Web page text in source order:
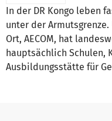
In der DR Kongo leben
unter der
Ort, AECOM, hat
hauptsächlich Schulen,
Ausbildungsstätte für